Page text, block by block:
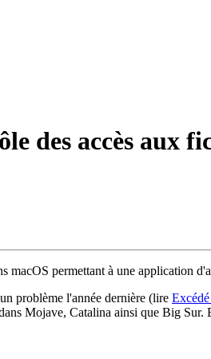
des accès aux
macOS permettant à une application
problème l'année dernière (lire
Mojave, Catalina ainsi que Big